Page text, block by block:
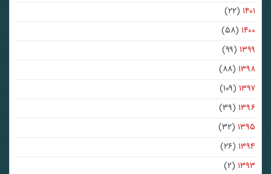
(۲۲)
(۵۸)
(۹۹)
۱۳۹۸(۸۸)
۱۳۹۷(۱۰۹)
۱۳۹۶(۳۹)
۱۳۹۵(۳۲)
۱۳۹۴(۲۶)
۱۳۹۳(۲)